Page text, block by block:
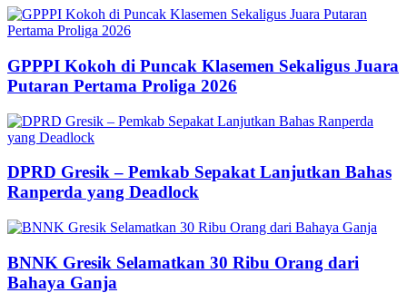
GPPPI Kokoh di Puncak Klasemen Sekaligus Juara
Putaran Pertama Proliga 2026
DPRD Gresik – Pemkab Sepakat Lanjutkan Bahas
Ranperda yang Deadlock
BNNK Gresik Selamatkan 30 Ribu Orang dari
Bahaya Ganja